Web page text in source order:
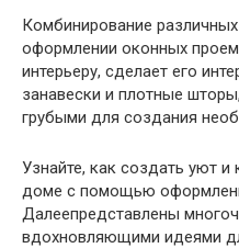
Комбинирование различных
оформлении оконных
интерьеру, сделает его
занавески и плотные
грубыми для создания
Узнайте, как создать уют
доме с помощью
Далеепредставлены
вдохновляющими идеями